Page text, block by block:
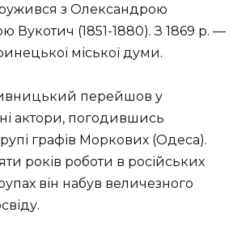
з Олександрою
Вукотич (1851-1880). З 1869 р. —
міської думи.
перейшов у
актори, погодившись
графів Моркових (Одеса).
років роботи в російських
він набув величезного